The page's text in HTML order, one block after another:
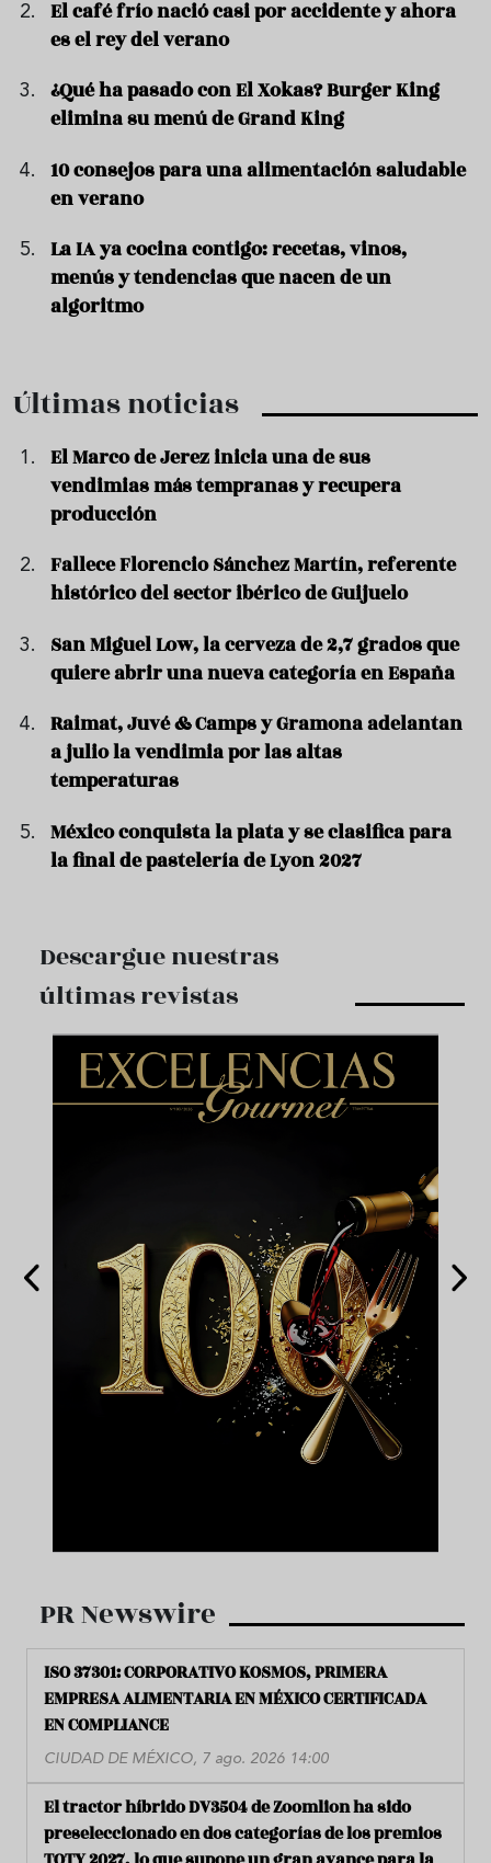
El café frío nació casi por accidente y ahora
es el rey del verano
¿Qué ha pasado con El Xokas? Burger King
elimina su menú de Grand King
10 consejos para una alimentación saludable
en verano
La IA ya cocina contigo: recetas, vinos,
menús y tendencias que nacen de un
algoritmo
Últimas noticias
El Marco de Jerez inicia una de sus
vendimias más tempranas y recupera
producción
Fallece Florencio Sánchez Martín, referente
histórico del sector ibérico de Guijuelo
San Miguel Low, la cerveza de 2,7 grados que
quiere abrir una nueva categoría en España
Raimat, Juvé & Camps y Gramona adelantan
a julio la vendimia por las altas
temperaturas
México conquista la plata y se clasifica para
la final de pastelería de Lyon 2027
Descargue nuestras
últimas revistas
PR Newswire
ISO 37301: CORPORATIVO KOSMOS, PRIMERA
EMPRESA ALIMENTARIA EN MÉXICO CERTIFICADA
EN COMPLIANCE
CIUDAD DE MÉXICO, 7 ago. 2026 14:00
El tractor híbrido DV3504 de Zoomlion ha sido
preseleccionado en dos categorías de los premios